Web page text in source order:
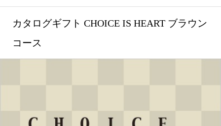
カタログギフト CHOICE IS HEART ブラウン
コース